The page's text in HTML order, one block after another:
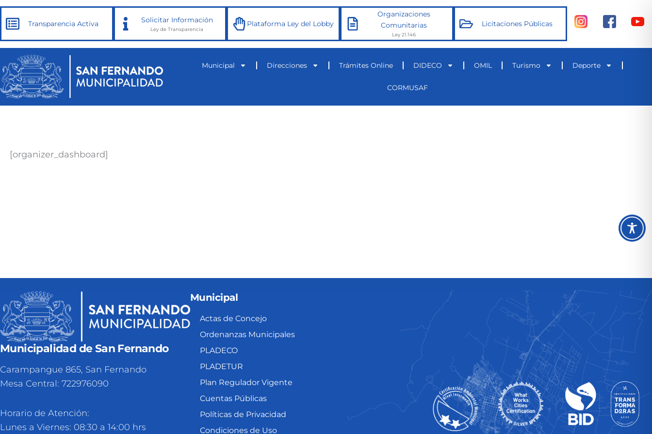
Ir
al
Transparencia Activa Solicitar Información
Ley de Transparencia
Plataforma Ley del Lobby
Organizaciones
Comunitarias
Ley 21.146
Licitaciones Públicas
Municipal Direcciones Trámites Online DIDECO OMIL Turismo Deporte
CORMUSAF
[organizer_dashboard]
Municipalidad de San Fernando
Carampangue 865, San Fernando
Mesa Central: 722976090
Horario de Atención:
Lunes a Viernes: 08:30 a 14:00 hrs
Municipal
Actas de Concejo
Ordenanzas Municipales
PLADECO
PLADETUR
Plan Regulador Vigente
Cuentas Públicas
Políticas de Privacidad
Condiciones de Uso